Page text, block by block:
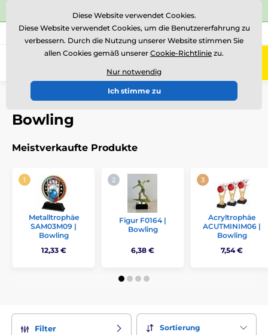
⭐Siehe 504 verifizierte Bewertungen auf
Rufen Sie uns an (Mo-Fr 15-18) +43 676 361 37 22
0
Einführung Auszeichnungen nach Thema
Bowling
Meistverkaufte Produkte
Metalltrophäe
SAM03M09 |
Bowling
12,33 €
Figur F0164 |
Bowling
6,38 €
Acryltrophäe
ACUTMINIM06 |
Bowling
7,54 €
Filter Sortierung
Diese Website verwendet Cookies.
Diese Website verwendet Cookies, um die Benutzererfahrung zu
verbessern. Durch die Nutzung unserer Website stimmen Sie
allen Cookies gemäß unserer Cookie-Richtlinie zu.
Nur notwendig
Ich stimme zu